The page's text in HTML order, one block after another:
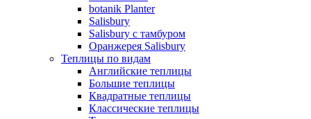
botanik Planter
Salisbury
Salisbury с тамбуром
Оранжерея Salisbury
Теплицы по видам
Английские теплицы
Большие теплицы
Квадратные теплицы
Классические теплицы